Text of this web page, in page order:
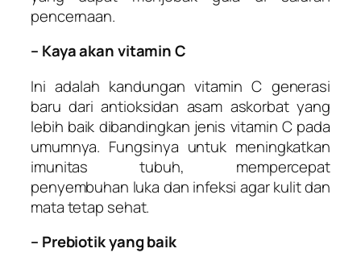
pencernaan.
– Kaya akan vitamin C
Ini adalah kandungan vitamin C generasi
baru dari antioksidan asam askorbat yang
lebih baik dibandingkan jenis vitamin C pada
umumnya. Fungsinya untuk meningkatkan
imunitas tubuh, mempercepat
penyembuhan luka dan infeksi agar kulit dan
mata tetap sehat.
– Prebiotik yang baik